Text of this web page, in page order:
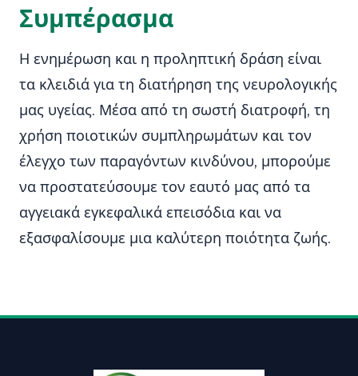
Συμπέρασμα
Η ενημέρωση και η προληπτική δράση είναι
τα κλειδιά για τη διατήρηση της νευρολογικής
μας υγείας. Μέσα από τη σωστή διατροφή, τη
χρήση ποιοτικών συμπληρωμάτων και τον
έλεγχο των παραγόντων κινδύνου, μπορούμε
να προστατεύσουμε τον εαυτό μας από τα
αγγειακά εγκεφαλικά επεισόδια και να
εξασφαλίσουμε μια καλύτερη ποιότητα ζωής.